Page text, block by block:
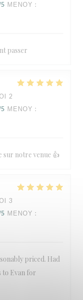
ΜΕΝΟΎ :
passer
2
ΜΕΝΟΎ :
notre venue 👍
3
ΜΕΝΟΎ :
priced. Had
to Evan for